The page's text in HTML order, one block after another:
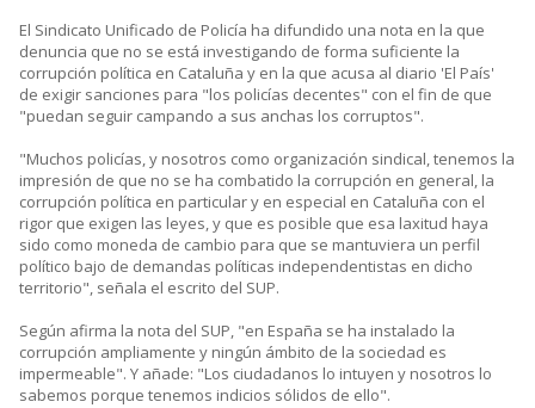
El Sindicato Unificado de Policía ha difundido una nota en la que
denuncia que no se está investigando de forma suficiente la
corrupción política en Cataluña y en la que acusa al diario 'El País'
de exigir sanciones para "los policías decentes" con el fin de que
"puedan seguir campando a sus anchas los corruptos".
"Muchos policías, y nosotros como organización sindical, tenemos la
impresión de que no se ha combatido la corrupción en general, la
corrupción política en particular y en especial en Cataluña con el
rigor que exigen las leyes, y que es posible que esa laxitud haya
sido como moneda de cambio para que se mantuviera un perfil
político bajo de demandas políticas independentistas en dicho
territorio", señala el escrito del SUP.
Según afirma la nota del SUP, "en España se ha instalado la
corrupción ampliamente y ningún ámbito de la sociedad es
impermeable". Y añade: "Los ciudadanos lo intuyen y nosotros lo
sabemos porque tenemos indicios sólidos de ello".